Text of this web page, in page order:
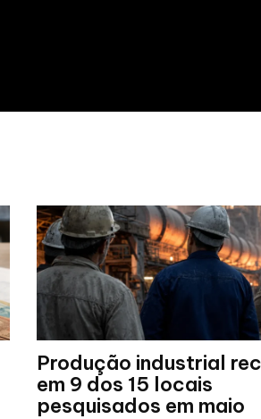
Produção industrial
em 9 dos 15 locais
pesquisados em maio